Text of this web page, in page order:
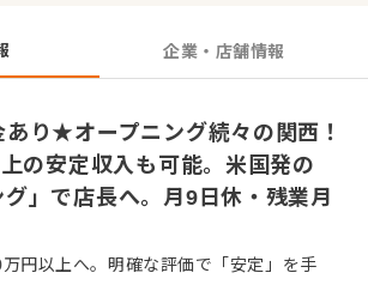
残業代30時間分（55,230円～）を含む。超過分
企業・店舗情報
り★オープニング続々の関西！
の安定収入も可能。米国発の
グ」で店長へ。月9日休・残業月
万円以上へ。明確な評価で「安定」を手